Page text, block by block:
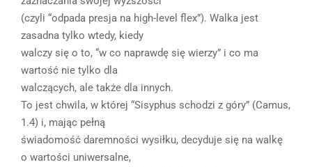
(czyli “odpada presja na high-level flex”). Walka jest
zasadna tylko wtedy, kiedy
walczy się o to, “w co naprawdę się wierzy” i co ma
wartość nie tylko dla
walczących, ale także dla innych.
To jest chwila, w której “Sisyphus schodzi z góry” (Camus,
1.4) i, mając pełną
świadomość daremności wysiłku, decyduje się na walkę
o wartości uniwersalne,